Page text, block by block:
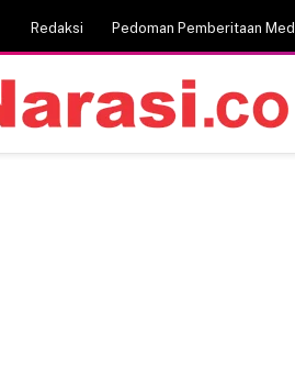
Redaksi Pedoman Pemberitaan